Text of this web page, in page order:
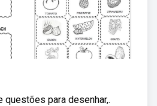
questões para desenhar,.